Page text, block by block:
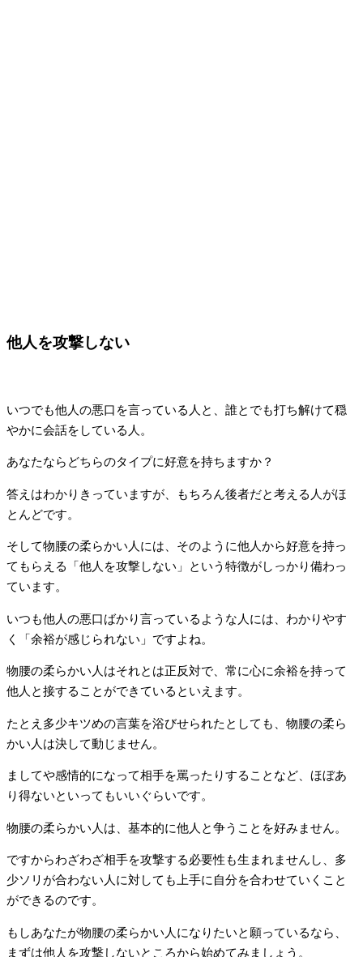
他人を攻撃しない
いつでも他人の悪口を言っている人と、誰とでも打ち解けて穏
やかに会話をしている人。
あなたならどちらのタイプに好意を持ちますか？
答えはわかりきっていますが、もちろん後者だと考える人がほ
とんどです。
そして物腰の柔らかい人には、そのように他人から好意を持っ
てもらえる「他人を攻撃しない」という特徴がしっかり備わっ
ています。
いつも他人の悪口ばかり言っているような人には、わかりやす
く「余裕が感じられない」ですよね。
物腰の柔らかい人はそれとは正反対で、常に心に余裕を持って
他人と接することができているといえます。
たとえ多少キツめの言葉を浴びせられたとしても、物腰の柔ら
かい人は決して動じません。
ましてや感情的になって相手を罵ったりすることなど、ほぼあ
り得ないといってもいいぐらいです。
物腰の柔らかい人は、基本的に他人と争うことを好みません。
ですからわざわざ相手を攻撃する必要性も生まれませんし、多
少ソリが合わない人に対しても上手に自分を合わせていくこと
ができるのです。
もしあなたが物腰の柔らかい人になりたいと願っているなら、
まずは他人を攻撃しないところから始めてみましょう。